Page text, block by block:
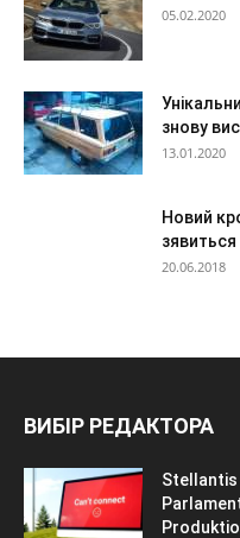
05.02.2020
знову
13.01.2020
Новий
20.06.2018
ВИБІР РЕДАКТОРА
Stellantis